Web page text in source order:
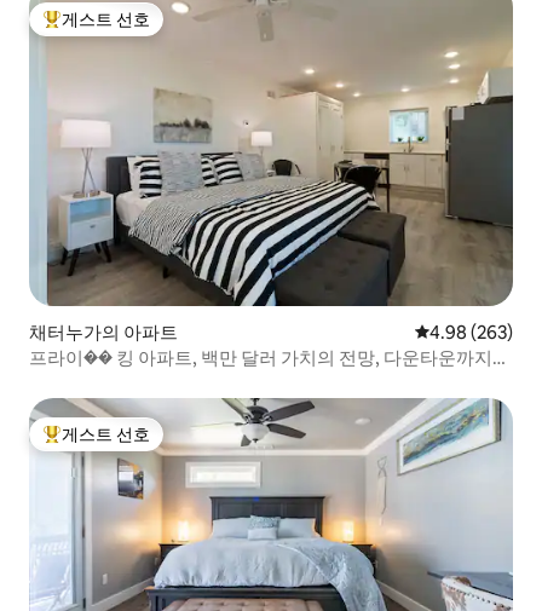
상위 게스트 선호
게스트 선호
채터누가의 아파트 평점 4.98점(5
4.98 (263)
프라이�� 킹 아파트, 백만 달러 가치의 전망, 다운타운까지
상위 게스트 선호
게스트 선호